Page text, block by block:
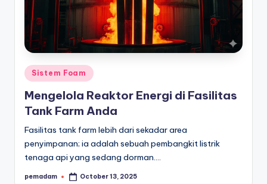
Posted
in
Sistem Foam
Mengelola Reaktor Energi di Fasilitas
Tank Farm Anda
Fasilitas tank farm lebih dari sekadar area
penyimpanan; ia adalah sebuah pembangkit listrik
tenaga api yang sedang dorman.…
Posted
pemadam October 13, 2025